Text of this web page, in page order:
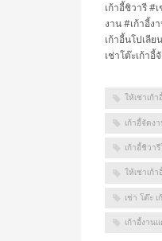
เก้าอี้ชิวารี #
งาน #เก้าอี้ง
เก้าอี้นโปเลีย
เช่าโต๊ะเก้าอี้
ให้เช่าเก้าอี้
เก้าอี้จัดง
เก้าอี้ชิวารี
ให้เช่าเก้า
เช่า โต๊ะ
เก้าอี้งาน